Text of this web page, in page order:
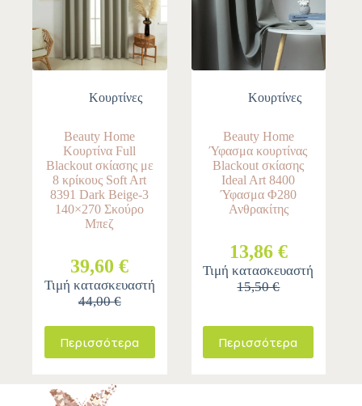
Κουρτίνες
Beauty Home
Κουρτίνα Full
Blackout σκίασης με
8 κρίκους Soft Art
8391 Dark Beige-3
140×270 Σκούρο
Μπεζ
39,60 €
Τιμή κατασκευαστή
44,00 €
Περισσότερα
Κουρτίνες
Beauty Home
Ύφασμα κουρτίνας
Blackout σκίασης
Ideal Art 8400
Ύφασμα Φ280
Ανθρακίτης
13,86 €
Τιμή κατασκευαστή
15,50 €
Περισσότερα